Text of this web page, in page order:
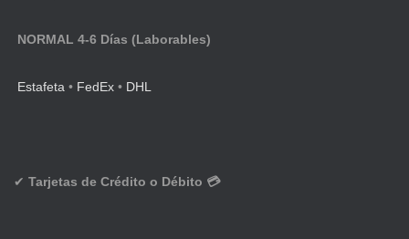
NORMAL 4-6 Días (Laborables)
Estafeta • FedEx • DHL
✔ Tarjetas de Crédito o Débito 💳